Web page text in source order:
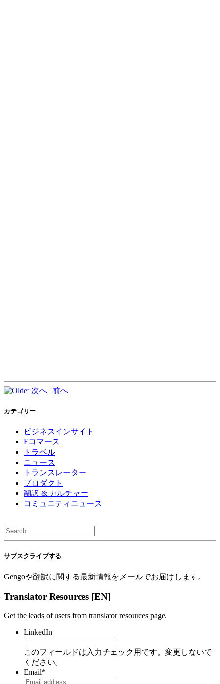
次へ | 前へ
カテゴリー
ビジネスインサイト
Eコマース
トラベル
ニュース
トランスレーター
プロダクト
翻訳 & カルチャー
コミュニティニュース
サブスクライブする
Gengoや翻訳に関する最新情報をメールでお届けします。
Translator Resources [EN]
Get the leads of users from translator resources page.
LinkedIn
このフィールドは入力チェック用です。変更しないで
ください。
Email*